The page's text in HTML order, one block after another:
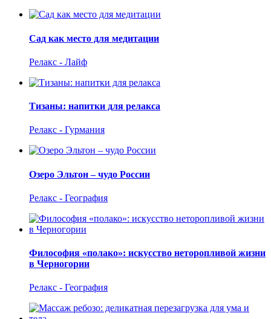
Сад как место для медитации
Релакс - Лайф
Тизаны: напитки для релакса
Релакс - Гурмания
Озеро Эльтон – чудо России
Релакс - География
Философия «полако»: искусство неторопливой жизни
в Черногории
Релакс - География